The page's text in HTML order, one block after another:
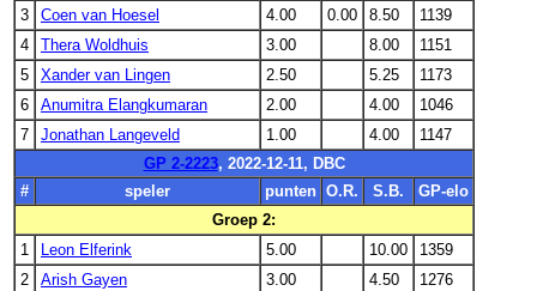
3
Coen van Hoesel 4.00 0.00 8.50
1139
4
Thera Woldhuis 3.00 8.00
1151
5
Xander van Lingen 2.50 5.25
1173
6
Anumitra Elangkumaran 2.00 4.00
1046
7
Jonathan Langeveld 1.00 4.00
1147
GP 2-2223, 2022-12-11, DBC
#
speler punten O.R. S.B.
GP-elo
Groep 2:
1
Leon Elferink 5.00 10.00
1359
2
Arish Gayen 3.00 4.50
1276